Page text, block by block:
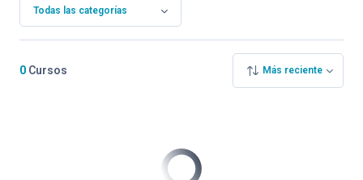
Todas las categorías
0 Cursos Más reciente